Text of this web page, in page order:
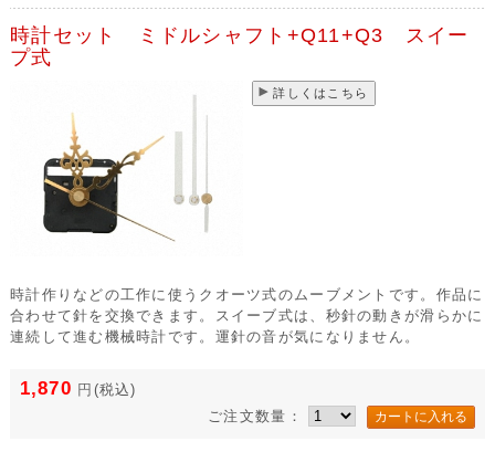
時計セット ミドルシャフト+Q11+Q3 スイー
プ式
詳しくはこちら
時計作りなどの工作に使うクオーツ式のムーブメントです。作品に
合わせて針を交換できます。スイーブ式は、秒針の動きが滑らかに
連続して進む機械時計です。運針の音が気になりません。
1,870 円 (税込)
ご注文数量：